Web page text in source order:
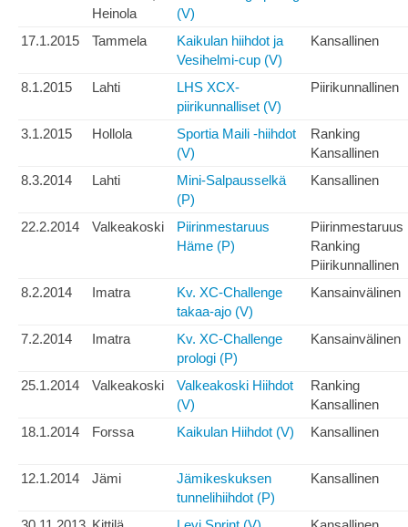
Heinola
(V)
17.1.2015 Tammela
Kaikulan hiihdot ja
Vesihelmi-cup (V)
Kansallinen
8.1.2015 Lahti
LHS XCX-
piirikunnalliset (V)
Piirikunnallinen
3.1.2015 Hollola
Sportia Maili -hiihdot
(V)
Ranking
Kansallinen
8.3.2014
Lahti
Mini-Salpausselkä
(P)
Kansallinen
22.2.2014 Valkeakoski
Piirinmestaruus
Häme (P)
Piirinmestaruus
Ranking
Piirikunnallinen
8.2.2014
Imatra
Kv. XC-Challenge
takaa-ajo (V)
Kansainvälinen
7.2.2014 Imatra
Kv. XC-Challenge
prologi (P)
Kansainvälinen
25.1.2014 Valkeakoski
Valkeakoski Hiihdot
(V)
Ranking
Kansallinen
18.1.2014
Forssa Kaikulan Hiihdot (V) Kansallinen
12.1.2014 Jämi
Jämikeskuksen
tunnelihiihdot (P)
Kansallinen